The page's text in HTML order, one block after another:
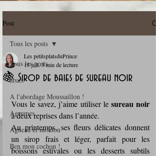
Post
Tous les posts
abats
A l'abordage Moussaillon !
Agrumes
Agneau et mouton
Ben mon cochon !
Tous les posts
🍇 Sirop de baies de sureau noir
Les petitsplatsduPrince
15 juil.3 min de lecture
Vous le savez, j’aime utiliser le sureau noir
à deux reprises dans l’année.
Au printemps, ses fleurs délicates donnent
un sirop frais et léger, parfait pour les
boissons estivales ou les desserts subtils